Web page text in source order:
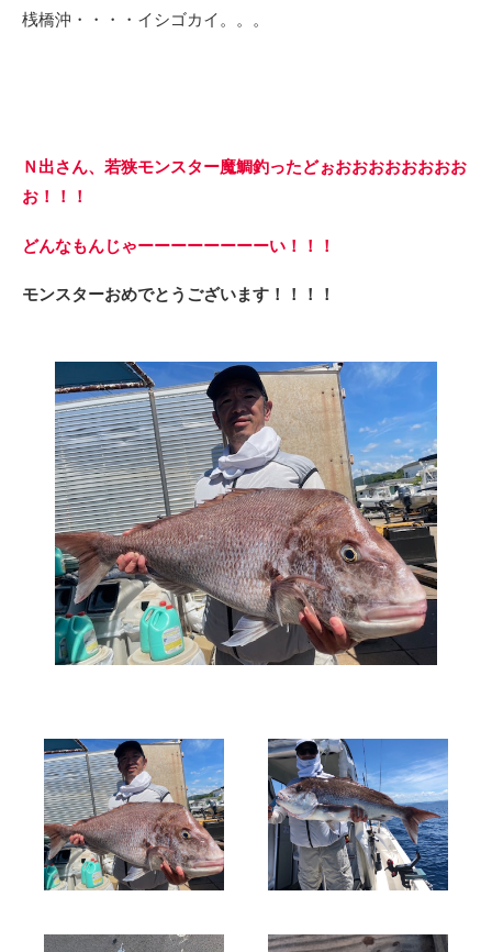
桟橋沖・・・・イシゴカイ。。。
Ｎ出さん、若狭モンスター魔鯛釣ったどぉおおおおおおおお
お！！！
どんなもんじゃーーーーーーーーい！！！
モンスターおめでとうございます！！！！